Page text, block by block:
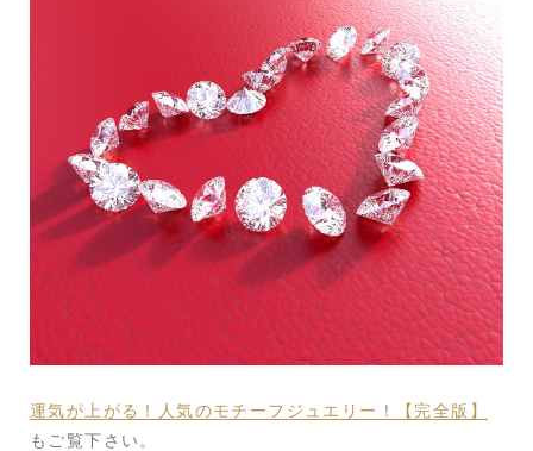
運気が上がる！人気のモチーフジュエリー！【完全版】
もご覧下さい。